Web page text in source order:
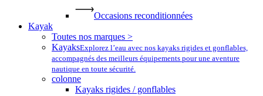
Occasions reconditionnées
Kayak
Toutes nos marques >
KayaksExplorez l’eau avec nos kayaks rigides et gonflables,
accompagnés des meilleurs équipements pour une aventure
nautique en toute sécurité.
colonne
Kayaks rigides / gonflables